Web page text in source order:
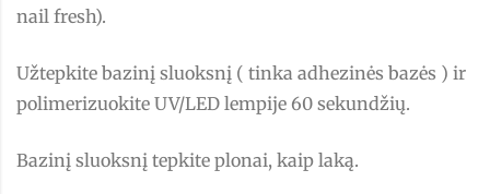
nail fresh).
Užtepkite bazinį sluoksnį ( tinka adhezinės bazės ) ir
polimerizuokite UV/LED lempije 60 sekundžių.
Bazinį sluoksnį tepkite plonai, kaip laką.